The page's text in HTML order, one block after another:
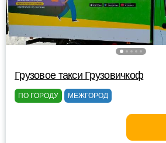
Грузовое такси Грузовичкоф
ПО ГОРОДУ МЕЖГОРОД